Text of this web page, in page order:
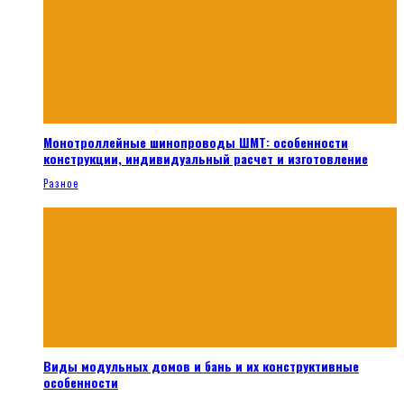
Монотроллейные шинопроводы ШМТ: особенности
конструкции, индивидуальный расчет и изготовление
Разное
Виды модульных домов и бань и их конструктивные
особенности